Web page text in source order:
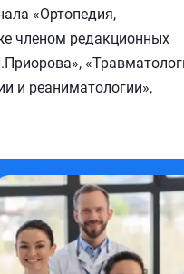
«Ортопедия,
членом редакционных
и реаниматологии»,